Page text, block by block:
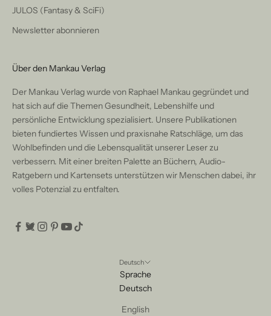
JULOS (Fantasy & SciFi)
Newsletter abonnieren
Über den Mankau Verlag
Der Mankau Verlag wurde von Raphael Mankau gegründet und
hat sich auf die Themen Gesundheit, Lebenshilfe und
persönliche Entwicklung spezialisiert. Unsere Publikationen
bieten fundiertes Wissen und praxisnahe Ratschläge, um das
Wohlbefinden und die Lebensqualität unserer Leser zu
verbessern. Mit einer breiten Palette an Büchern, Audio-
Ratgebern und Kartensets unterstützen wir Menschen dabei, ihr
volles Potenzial zu entfalten.
Deutsch
Sprache
Deutsch
English